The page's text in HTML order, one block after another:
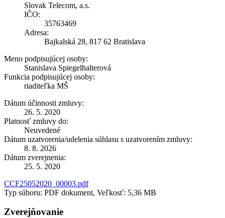
Slovak Telecom, a.s.
IČO:
35763469
Adresa:
Bajkalská 28, 817 62 Bratislava
Meno podpisujúcej osoby:
Stanislava Spiegelhalterová
Funkcia podpisujúcej osoby:
riaditeľka MŠ
Dátum účinnosti zmluvy:
26. 5. 2020
Platnosť zmluvy do:
Neuvedené
Dátum uzatvorenia/udelenia súhlasu s uzatvorením zmluvy:
8. 8. 2026
Dátum zverejnenia:
25. 5. 2020
CCF25052020_00003.pdf
Typ súboru: PDF dokument, Veľkosť: 5,36 MB
Zverejňovanie